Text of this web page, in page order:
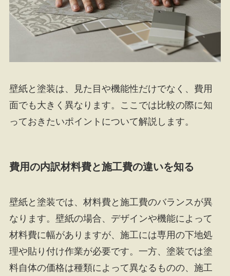
壁紙と塗装は、見た目や機能性だけでなく、費用
面でも大きく異なります。ここでは比較の際に知
っておきたいポイントについて解説します。
費用の内訳材料費と施工費の違いを知る
壁紙と塗装では、材料費と施工費のバランスが異
なります。壁紙の場合、デザインや機能によって
材料費に幅がありますが、施工には専用の下地処
理や貼り付け作業が必要です。一方、塗装では塗
料自体の価格は種類によって異なるものの、施工